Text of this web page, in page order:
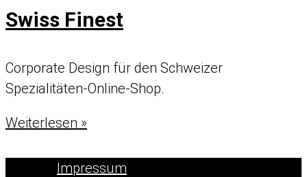
Kultur
und
Kulturpflege
Swiss Finest
Corporate Design für den Schweizer
Spezialitäten-Online-Shop.
Swiss
Weiterlesen »
Impressum